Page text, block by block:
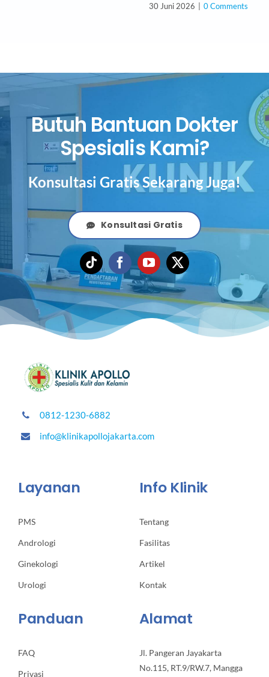
30 Juni 2026 0 Comments
Butuh Bantuan Dokter
Spesialis Kami?
Konsultasi Gratis Sekarang Juga!
Konsultasi Gratis
0812-1230-6882
info@klinikapollojakarta.com
Layanan
PMS
Andrologi
Ginekologi
Urologi
Info Klinik
Tentang
Fasilitas
Artikel
Kontak
Panduan
FAQ
Privasi
Alamat
Jl. Pangeran Jayakarta
No.115, RT.9/RW.7, Mangga